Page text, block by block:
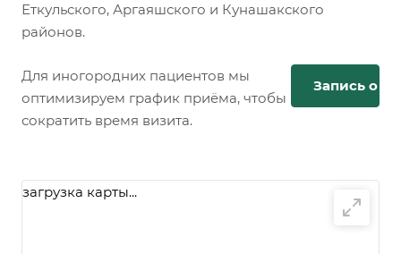
Еткульского, Аргаяшского и Кунашакского
районов.
Для иногородних пациентов мы
оптимизируем график приёма, чтобы
сократить время визита.
Запись
загрузка карты...